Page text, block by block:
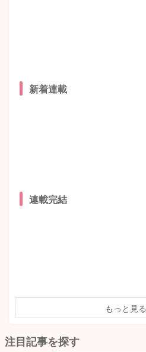
新着連載
連載完結
もっと見る
注目記事を探す